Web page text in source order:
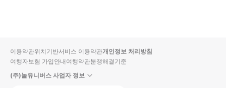
입니
다.
순
상
이용약관위치기반서비스 이용약관개인정보 처리방침
여행자보험 가입안내여행약관분쟁해결기준
(주)놀유니버스 사업자 정보